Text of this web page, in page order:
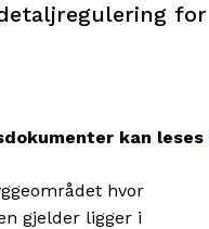
for
kan leses
hvor
gjelder ligger i